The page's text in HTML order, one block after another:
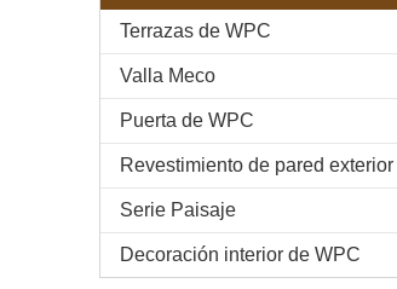
Terrazas de WPC
Valla Meco
Puerta de WPC
Revestimiento de pared exterior
Serie Paisaje
Decoración interior de WPC